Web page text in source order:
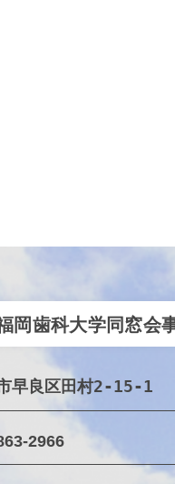
岡歯科大学同窓会
早良区田村2-15-1
2966